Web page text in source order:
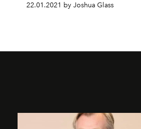
22.01.2021 by Joshua Glass